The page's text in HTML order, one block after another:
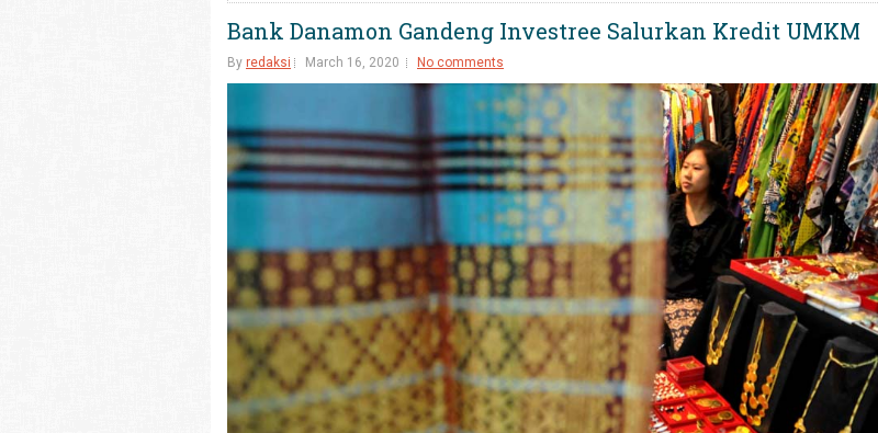
Bank Danamon Gandeng Investree Salurkan Kredit UMKM
By redaksi March 16, 2020 No comments